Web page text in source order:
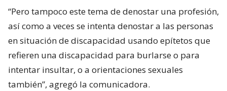
“Pero tampoco este tema de denostar una profesión,
así como a veces se intenta denostar a las personas
en situación de discapacidad usando epítetos que
refieren una discapacidad para burlarse o para
intentar insultar, o a orientaciones sexuales
también”, agregó la comunicadora.